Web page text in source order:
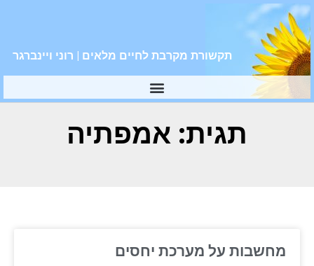
תקשורת מקרבת לחיים מלאים | רוני ויינברגר
תגית: אמפתיה
מחשבות על מערכת יחסים